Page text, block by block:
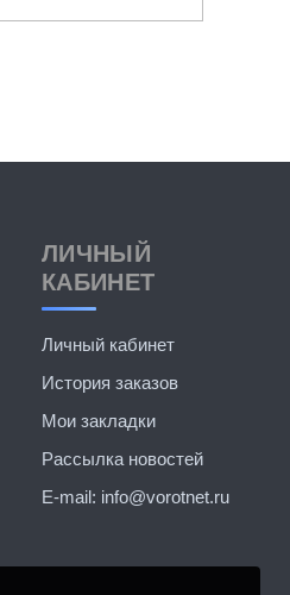
ЛИЧНЫЙ
КАБИНЕТ
Личный кабинет
История заказов
Мои закладки
Рассылка новостей
E-mail: info@vorotnet.ru